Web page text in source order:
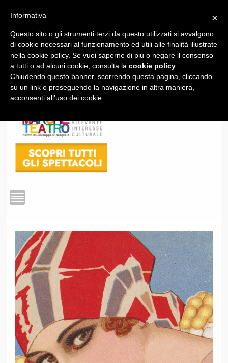
1
×
Informativa
Questo sito o gli strumenti terzi da questo utilizzati si avvalgono
di cookie necessari al funzionamento ed utili alle finalità illustrate
nella cookie policy. Se vuoi saperne di più o negare il consenso
a tutti o ad alcuni cookie, consulta la cookie policy
Chiudendo questo banner, scorrendo questa pagina, cliccando
su un link o proseguendo la navigazione in altra maniera,
acconsenti all’uso dei cookie.